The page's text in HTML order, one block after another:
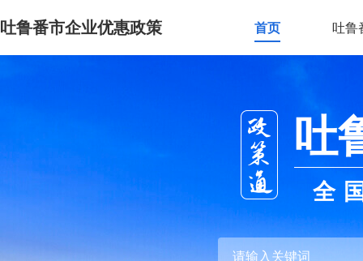
吐鲁番市企业优惠政策 首页 吐鲁
吐
全